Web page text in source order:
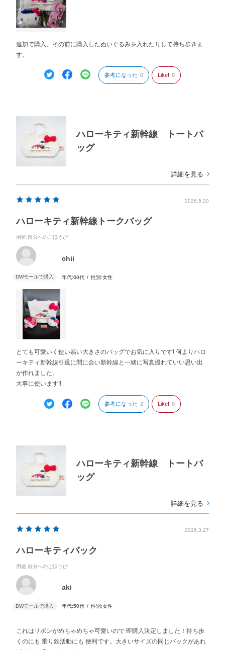
追加で購入、その前に購入したぬいぐるみを入れたりして持ち歩きま
す。
参考になった 0 Like! 0
ハローキティ新幹線 トートバ
ッグ
詳細を見る
2026.5.20
ハローキティ新幹線トークバッグ
用途:自分へのごほうび
chii
年代:60代 性別:女性
とても可愛いく使い易い大きさのバッグでお気に入りです! 何よりハロ
ーキティ新幹線引退に間に合い新幹線と一緒に写真撮れていい思い出
が作れました。
大事に使います!!
参考になった 2 Like! 0
ハローキティ新幹線 トートバ
ッグ
詳細を見る
2026.3.27
ハローキティバック
用途:自分へのごほうび
aki
年代:50代 性別:女性
これはリボンがめちゃめちゃ可愛いので 即購入決定しました！持ち歩
くのにも 乗り鉄活動にも 便利です。大きいサイズの同じバックがあれ